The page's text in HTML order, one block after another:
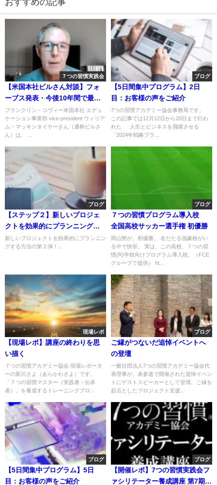
おすすめの記事
７つの習慣実践会
【米国本社ビルさん対談】フォ
ーブス発表・今後10年間で最も
必要とされるスキルトップ10と
対策
フランクリン・コヴィー米国本社 エデュ
ケーション事業部 vice-president ウィリア
ム・マッキンタイヤーさん（通称ビルさ
ん）は、 ...
ブログ
【5日間集中プログラム】2日
目：お客様の声をご紹介
7つの習慣アカデミー協会事務局です。
この記事では12月12日から20日まで行わ
れた 人生とビジネスを飛躍させる
「2024年戦略プラ...
ブログ
【ステップ２】新しいプロジェ
クトを効果的にプランニングす
る方法
新しいプロジェクトを効果的にプランニン
グする方法の第２弾！...
ブログ
７つの習慣プログラム導入校
全国高校サッカー選手権 初優勝
岡山勢が、初優勝。 名だたる強豪校がい
る中で快挙。 実は、この高校、７つの習
慣(R)学校向けプログラム導入校。（FCE
グループで提供） ht...
現場レポ
【現場レポ】講座の終わりを思
い描く
７つの習慣アカデミー協会 現場レポータ
ーの新川さよ（あらかわさよ）です。
「７つの習慣マスター（実践者・伝承
者）」を養成するトレーニングプロ...
ブログ
ご縁がつないだ追悼イベントへ
の登壇
一般社団法人7つの習慣アカデミー協会代
表理事が、表参道で開催された追悼イベン
トにゲストスピーカーとして登壇。ご縁を
起点としたプロジェクト支援...
ブログ
【5日間集中プログラム】5日
目：お客様の声をご紹介
ブログ
【開催レポ】7つの習慣実践会フ
ァシリテーター養成講座 第7期